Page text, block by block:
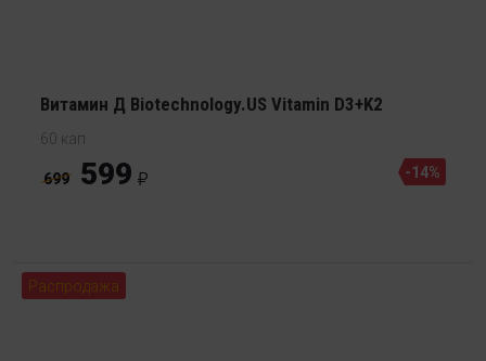
Витамин Д Biotechnology.US Vitamin D3+K2
60 кап
699 599 -14%
Распродажа